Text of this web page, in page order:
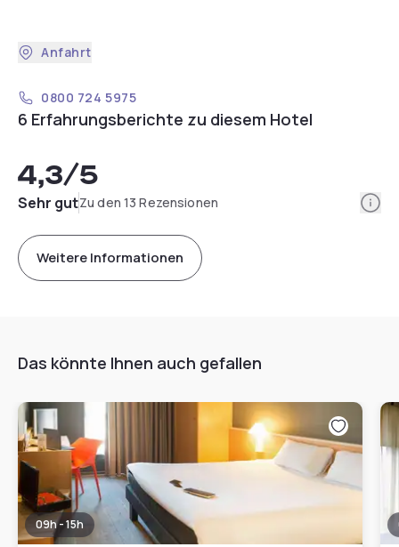
Anfahrt
0800 724 5975
6 Erfahrungsberichte zu diesem Hotel
4,3/5
Sehr gutZu den 13 Rezensionen
Weitere Informationen
Das könnte Ihnen auch gefallen
09h - 15h